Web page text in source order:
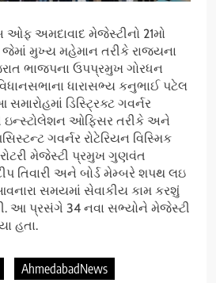
ઓફ અમદાવાદ મેજેસ્ટીનો 21મો
જેમાં મુખ્ય મહેમાન તરીકે રાજ્યના
ભાજપના ઉપપ્રમુખ ગોરધન
ધારાસભ્ય કનુભાઈ પટેલ
ડિસ્ટ્રિક્ટ ગવર્નર
ઇન્સ્ટોલેશન ઓફિસર તરીકે અને
ગવર્નર રોટેરિયન વિસ્મિક
મેજેસ્ટી પ્રમુખ ગુણવંત
તિવારી અને બોર્ડ મેમ્બરે શપથ લઇ
આવનારા સમયમાં સેવાકીય કામ કરશું
આ પ્રસંગે 34 નવા સભ્યોને મેજેસ્ટી
હતા.
AhmedabadNews